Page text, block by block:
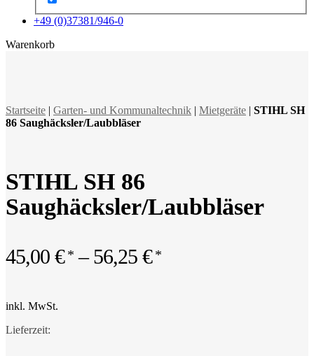
+49 (0)37381/946-0
Warenkorbx
Startseite | Garten- und Kommunaltechnik | Mietgeräte | STIHL SH
86 Saughäcksler/Laubbläser
STIHL SH 86
Saughäcksler/Laubbläser
45,00 € –56,25 €
inkl. MwSt.